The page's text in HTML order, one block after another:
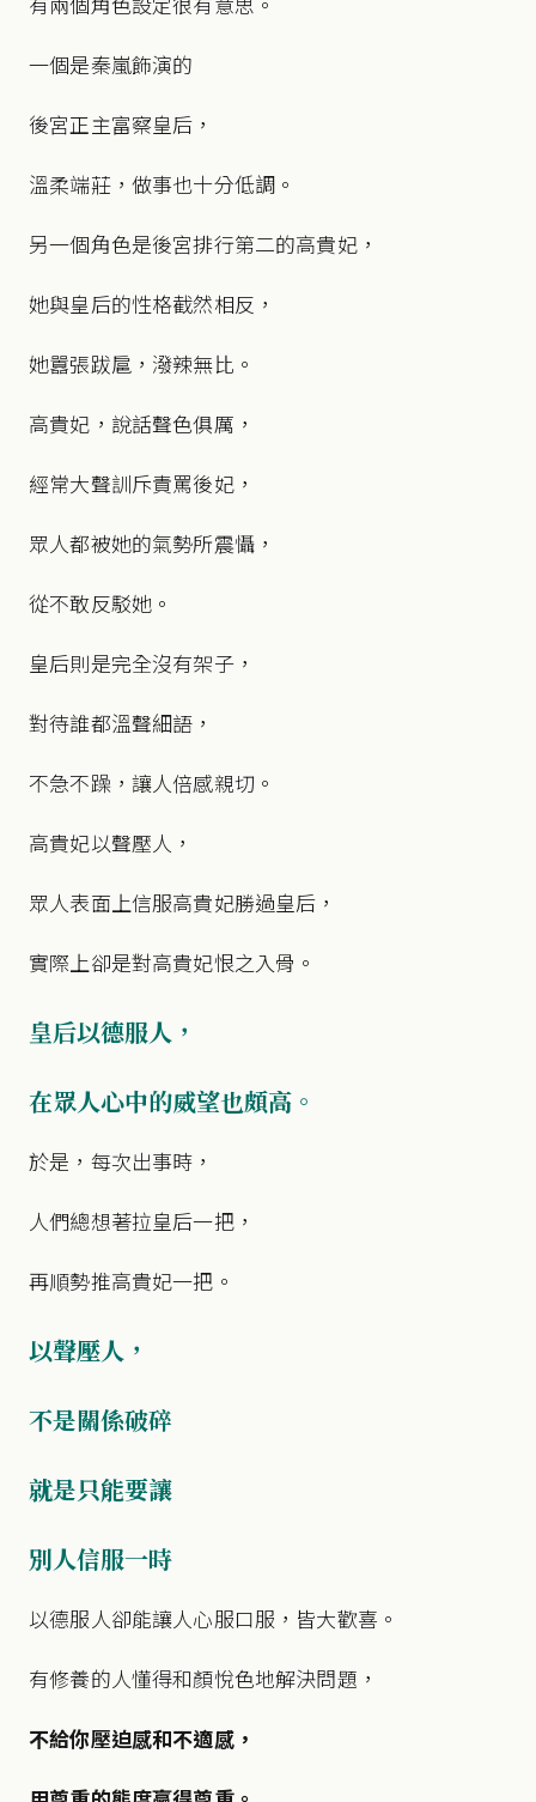
一個是秦嵐飾演的
後宮正主富察皇后，
溫柔端莊，做事也十分低調。
另一個角色是後宮排行第二的高貴妃，
她與皇后的性格截然相反，
她囂張跋扈，潑辣無比。
高貴妃，說話聲色俱厲，
經常大聲訓斥責罵後妃，
眾人都被她的氣勢所震懾，
從不敢反駁她。
皇后則是完全沒有架子，
對待誰都溫聲細語，
不急不躁，讓人倍感親切。
高貴妃以聲壓人，
眾人表面上信服高貴妃勝過皇后，
實際上卻是對高貴妃恨之入骨。
皇后以德服人，
在眾人心中的威望也頗高。
於是，每次出事時，
人們總想著拉皇后一把，
再順勢推高貴妃一把。
以聲壓人，
不是關係破碎
就是只能要讓
別人信服一時
以德服人卻能讓人心服口服，皆大歡喜。
有修養的人懂得和顏悅色地解決問題，
不給你壓迫感和不適感，